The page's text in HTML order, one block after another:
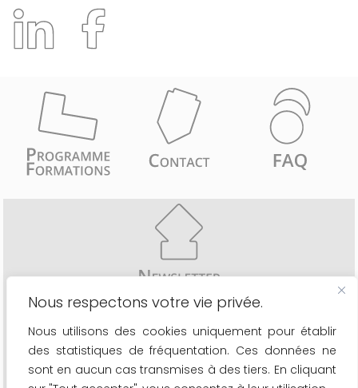
Nous respectons votre vie privée.
Nous utilisons des cookies uniquement pour établir
des statistiques de fréquentation. Ces données ne
sont en aucun cas transmises à des tiers. En cliquant
Recevez comme les 6776 inscrits une fois par mois
- les actualités du secteur
- le calendrier de nos formations
- les nouveaux outils à votre disposition